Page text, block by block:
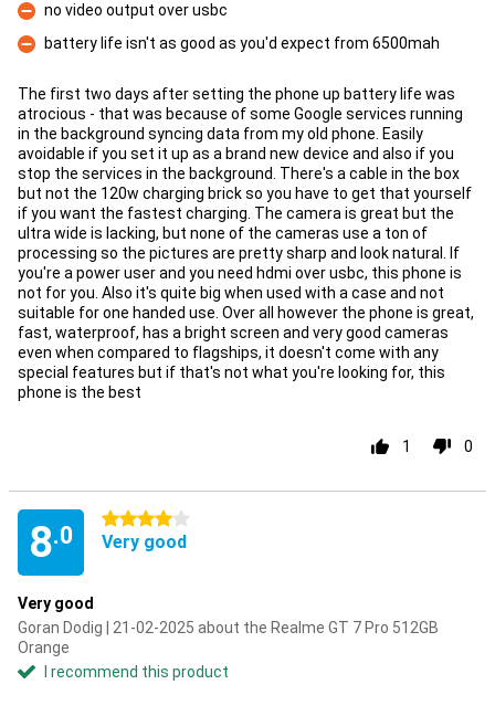
Con
no video output over usbc
Con
battery life isn't as good as you'd expect from 6500mah
The first two days after setting the phone up battery life was
atrocious - that was because of some Google services running
in the background syncing data from my old phone. Easily
avoidable if you set it up as a brand new device and also if you
stop the services in the background. There's a cable in the box
but not the 120w charging brick so you have to get that yourself
if you want the fastest charging. The camera is great but the
ultra wide is lacking, but none of the cameras use a ton of
processing so the pictures are pretty sharp and look natural. If
you're a power user and you need hdmi over usbc, this phone is
not for you. Also it's quite big when used with a case and not
suitable for one handed use. Over all however the phone is great,
fast, waterproof, has a bright screen and very good cameras
even when compared to flagships, it doesn't come with any
special features but if that's not what you're looking for, this
phone is the best
1 0
8.0
4 stars
Very good
Very good
Goran Dodig | 21-02-2025 about the Realme GT 7 Pro 512GB
Orange
I recommend this product